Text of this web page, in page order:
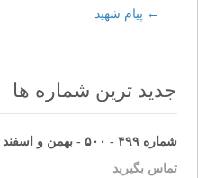
Post
navigation
← پيام شهيد
جدید ترین شماره ها
شماره ۴۹۹ - ۵۰۰ - بهمن و اسفند ماه ۱۴۰۴
تماس بگیرید